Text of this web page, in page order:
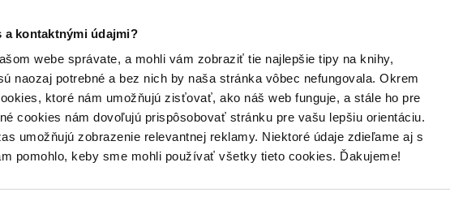
a kontaktnými údajmi?
webe správate, a mohli vám zobraziť tie najlepšie tipy na knihy,
naozaj potrebné a bez nich by naša stránka vôbec nefungovala. Okrem
ktoré nám umožňujú zisťovať, ako náš web funguje, a stále ho pre
cookies nám dovoľujú prispôsobovať stránku pre vašu lepšiu orientáciu.
umožňujú zobrazenie relevantnej reklamy. Niektoré údaje zdieľame aj s
pomohlo, keby sme mohli používať všetky tieto cookies. Ďakujeme!